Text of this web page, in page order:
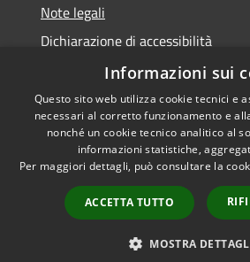
Note legali
Dichiarazione di accessibilità
Obbiettivi di accessibilità
RSS
Accessibility
Informazioni sui
Questo sito web utilizza cookie tecnici e
necessari al corretto funzionamento e
nonché un cookie tecnico analitico al
informazioni statistiche,
Per maggiori dettagli, può consultare la
ACCETTA TUTTO
MOSTRA